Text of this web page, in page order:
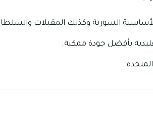
السورية وكذلك المقبلات
بأفضل جودة ممكنة.